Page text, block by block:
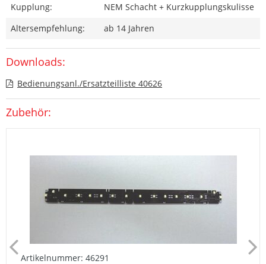
Kupplung:
NEM Schacht + Kurzkupplungskulisse
Altersempfehlung:
ab 14 Jahren
Downloads:
Bedienungsanl./Ersatzteilliste 40626
Zubehör:
Artikelnummer: 46291